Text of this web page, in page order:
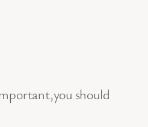
should